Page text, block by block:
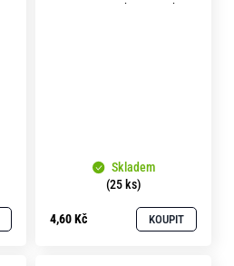
pevnost 5.8 bez povrchu
Skladem
(25 ks)
4,60 Kč KOUPIT